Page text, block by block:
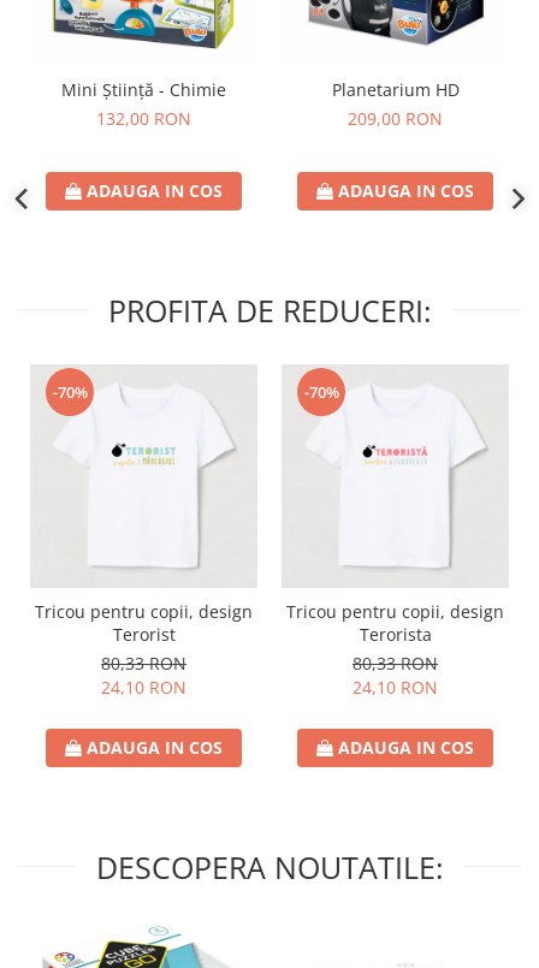
Mini Știință - Chimie
132,00 RON
ADAUGA IN COS
Planetarium HD
209,00 RON
ADAUGA IN COS
PROFITA DE REDUCERI:
-70%
Tricou pentru copii, design
Terorist
80,33 RON
24,10 RON
ADAUGA IN COS
-70%
Tricou pentru copii, design
Terorista
80,33 RON
24,10 RON
ADAUGA IN COS
DESCOPERA NOUTATILE: